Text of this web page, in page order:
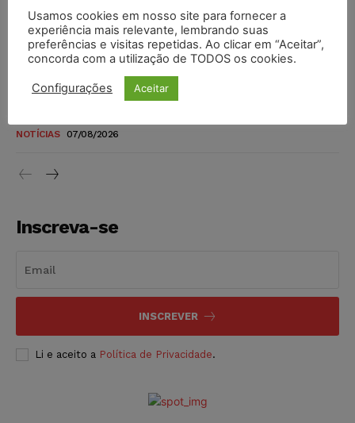
STF amplia isenção de IBS e CBS na compra de veículos
novos para pessoas com deficiência e autistas de todos os
níveis
DIREITO TRIBUTÁRIO 07/08/2026
Justiça do Trabalho mantém justa causa de empregado que
NOTÍCIAS 07/08/2026
Inscreva-se
INSCREVER
Li e aceito a Política de Privacidade.
Usamos cookies em nosso site para fornecer a
experiência mais relevante, lembrando suas
preferências e visitas repetidas. Ao clicar em “Aceitar”,
concorda com a utilização de TODOS os cookies.
Configurações Aceitar